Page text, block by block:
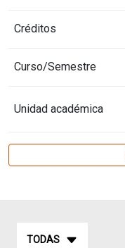
Créditos
Curso/Semestre
Unidad académica
TODAS